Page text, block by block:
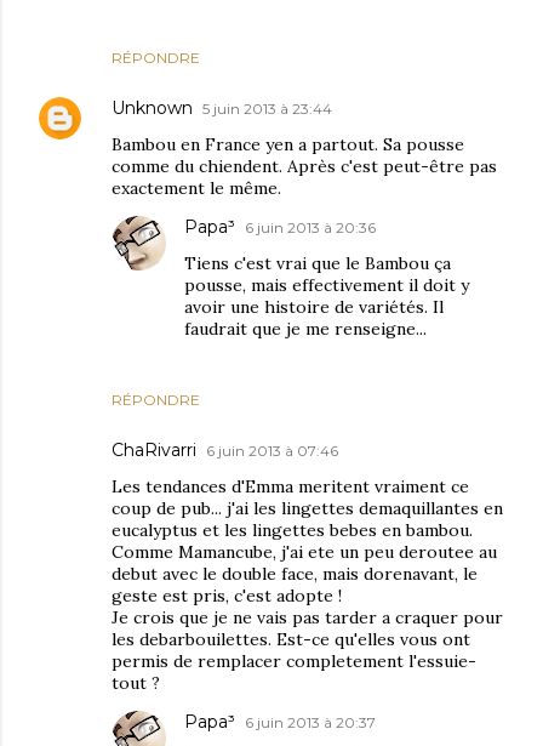
RÉPONDRE
Unknown 5 juin 2013 à 23:44
Bambou en France yen a partout. Sa pousse
comme du chiendent. Après c'est peut-être pas
exactement le même.
RÉPONDRE
Papa³ 6 juin 2013 à 20:36
Tiens c'est vrai que le Bambou ça
pousse, mais effectivement il doit y
avoir une histoire de variétés. Il
faudrait que je me renseigne...
ChaRivarri 6 juin 2013 à 07:46
Les tendances d'Emma meritent vraiment ce
coup de pub... j'ai les lingettes demaquillantes en
eucalyptus et les lingettes bebes en bambou.
Comme Mamancube, j'ai ete un peu deroutee au
debut avec le double face, mais dorenavant, le
geste est pris, c'est adopte !
Je crois que je ne vais pas tarder a craquer pour
les debarbouilettes. Est-ce qu'elles vous ont
permis de remplacer completement l'essuie-
tout ?
Papa³ 6 juin 2013 à 20:37